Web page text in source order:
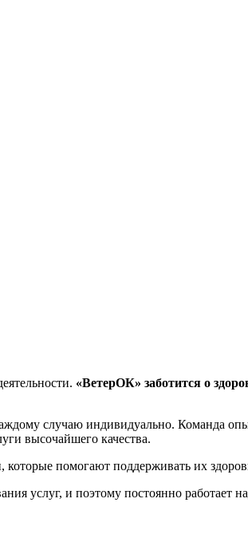
«ВетерОК» заботится о
случаю индивидуально. Команда
высочайшего качества.
помогают поддерживать их
услуг, и поэтому постоянно работает